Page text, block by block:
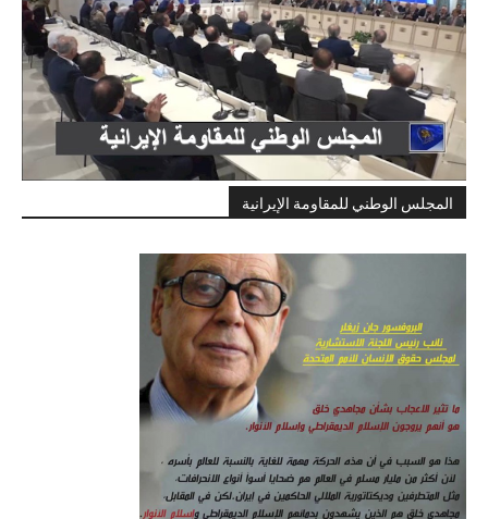
المجلس الوطني للمقاومة الإيرانية